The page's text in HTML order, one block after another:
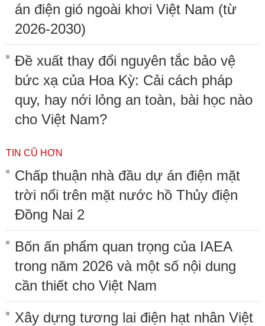
án điện gió ngoài khơi Việt Nam (từ
2026-2030)
Đề xuất thay đổi nguyên tắc bảo vệ
bức xạ của Hoa Kỳ: Cải cách pháp
quy, hay nới lỏng an toàn, bài học nào
cho Việt Nam?
TIN CŨ HƠN
Chấp thuận nhà đầu dự án điện mặt
trời nổi trên mặt nước hồ Thủy điện
Đồng Nai 2
Bốn ấn phẩm quan trọng của IAEA
trong năm 2026 và một số nội dung
cần thiết cho Việt Nam
Xây dựng tương lai điện hạt nhân Việt